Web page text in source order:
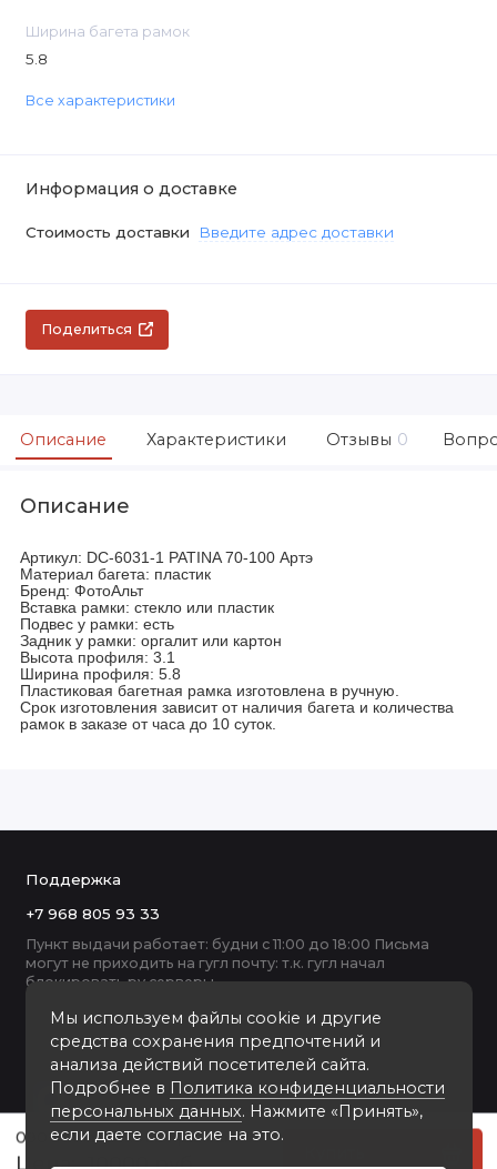
090-1 пластиковая рамка 70-100
10000 руб
Ширина багета рамок
5.8
Все характеристики
Информация о доставке
Стоимость доставки Введите адрес доставки
Поделиться
Описание Характеристики Отзывы 0
Описание
Артикул: DC-6031-1 PATINA 70-100 Артэ
Материал багета: пластик
Бренд: ФотоАльт
Вставка рамки: стекло или пластик
Подвес у рамки: есть
Задник у рамки: оргалит или картон
Высота профиля: 3.1
Ширина профиля: 5.8
Пластиковая багетная рамка изготовлена в ручную.
Срок изготовления зависит от наличия багета и количества
рамок в заказе от часа до 10 суток.
Мы используем файлы cookie и другие
средства сохранения предпочтений и
анализа действий посетителей сайта.
Подробнее в Политика конфиденциальности
персональных данных. Нажмите «Принять»,
если даете согласие на это.
Поддержка
+7 968 805 93 33
Пункт выдачи работает: будни с 11:00 до 18:00 Письма
могут не приходить на гугл почту: т.к. гугл начал
блокировать ру серверы